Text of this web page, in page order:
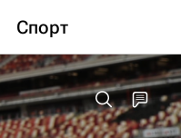
Спорт